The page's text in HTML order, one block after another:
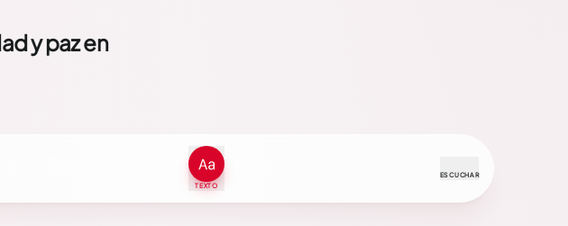
y paz en
TEXTO
ESCUCHAR